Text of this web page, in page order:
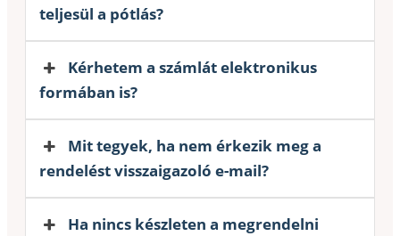
teljesül a pótlás?
Kérhetem a számlát elektronikus
formában is?
Mit tegyek, ha nem érkezik meg a
rendelést visszaigazoló e-mail?
Ha nincs készleten a megrendelni